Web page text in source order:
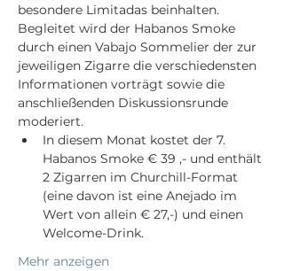
Begleitet wird der Habanos Smoke
durch einen Vabajo Sommelier der zur
jeweiligen Zigarre die verschiedensten
Informationen vorträgt sowie die
anschließenden Diskussionsrunde
In diesem Monat kostet der 7.
Habanos Smoke € 39 ,- und enthält
2 Zigarren im Churchill-Format
(eine davon ist eine Anejado im
Wert von allein € 27,-) und einen
Welcome-Drink.
Mehr anzeigen